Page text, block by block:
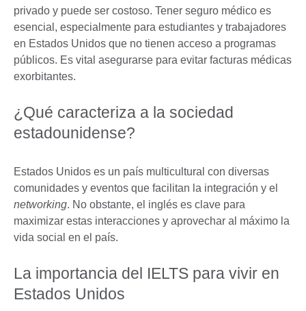
privado y puede ser costoso. Tener seguro médico es
esencial, especialmente para estudiantes y trabajadores
en Estados Unidos que no tienen acceso a programas
públicos. Es vital asegurarse para evitar facturas médicas
exorbitantes.
¿Qué caracteriza a la sociedad
estadounidense?
Estados Unidos es un país multicultural con diversas
comunidades y eventos que facilitan la integración y el
networking. No obstante, el inglés es clave para
maximizar estas interacciones y aprovechar al máximo la
vida social en el país.
La importancia del IELTS para vivir en
Estados Unidos